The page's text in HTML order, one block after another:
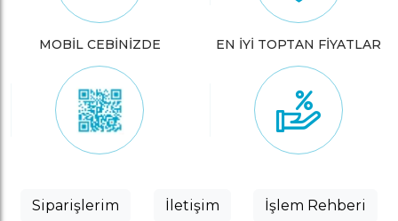
MOBİL CEBİNİZDE EN İYİ TOPTAN FİYATLAR
Siparişlerim İletişim İşlem Rehberi